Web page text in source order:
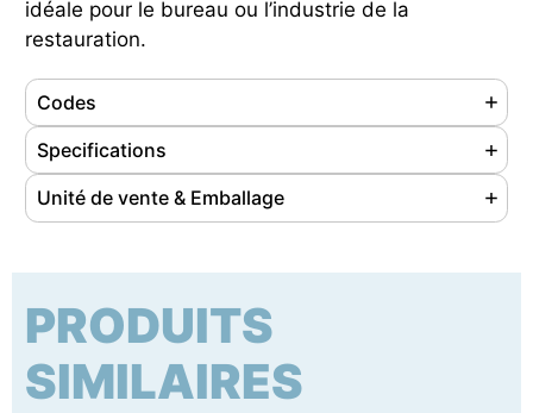
idéale pour le bureau ou l’industrie de la
restauration.
Codes
Référence102207
Ean8056324532644
Specifications
Matériaux Polypropylène
CouleursGris-Rouge
Dimensions (LxPxH)
520 x 295 x 835 mm
CertificationAucune certification n'est fournie pour ce
produit
Unité de vente & Emballage
Pcs par emballage1
Type d’emballage carton
Dimensions (LxPxH) 310 x 540 x 790 mm
Poids gross
4.35 kg
PRODUITS
SIMILAIRES